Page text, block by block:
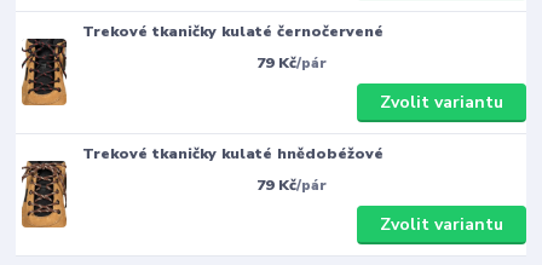
Trekové tkaničky kulaté černočervené
79 Kč/pár
Zvolit variantu
Trekové tkaničky kulaté hnědobéžové
79 Kč/pár
Zvolit variantu